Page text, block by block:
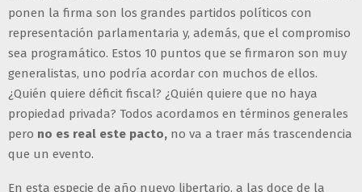
ponen la firma son los grandes partidos políticos con
representación parlamentaria y, además, que el compromiso
sea programático. Estos 10 puntos que se firmaron son muy
generalistas, uno podría acordar con muchos de ellos.
¿Quién quiere déficit fiscal? ¿Quién quiere que no haya
propiedad privada? Todos acordamos en términos generales
pero no es real este pacto, no va a traer más trascendencia
que un evento.
En esta especie de año nuevo libertario, a las doce de la